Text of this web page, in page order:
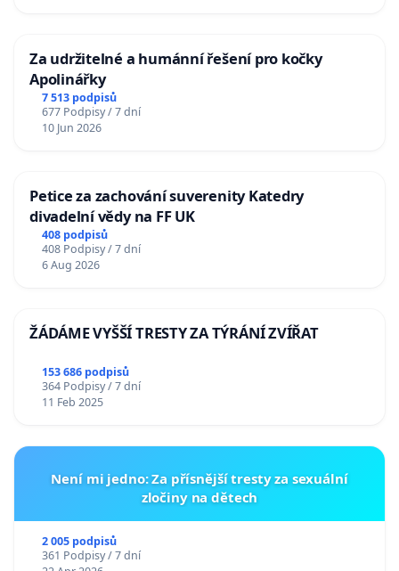
Za udržitelné a humánní řešení pro kočky
Apolinářky
7 513 podpisů
677 Podpisy / 7 dní
10 Jun 2026
Petice za zachování suverenity Katedry
divadelní vědy na FF UK
408 podpisů
408 Podpisy / 7 dní
6 Aug 2026
ŽÁDÁME VYŠŠÍ TRESTY ZA TÝRÁNÍ ZVÍŘAT
153 686 podpisů
364 Podpisy / 7 dní
11 Feb 2025
Není mi jedno: Za přísnější tresty za sexuální
zločiny na dětech
2 005 podpisů
361 Podpisy / 7 dní